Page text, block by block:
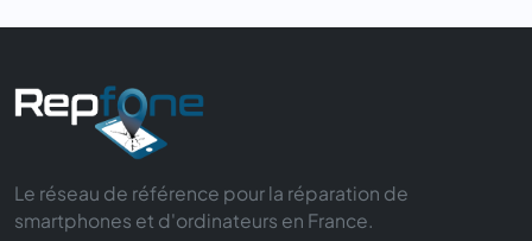
Le réseau de référence pour la réparation de
smartphones et d'ordinateurs en France.